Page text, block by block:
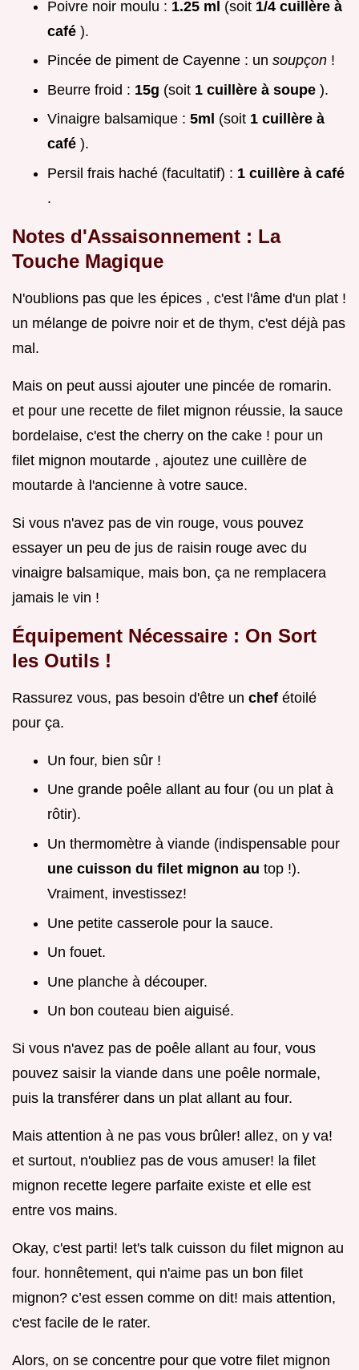
Poivre noir moulu : 1.25 ml (soit 1/4 cuillère à
café ).
Pincée de piment de Cayenne : un soupçon !
Beurre froid : 15g (soit 1 cuillère à soupe ).
Vinaigre balsamique : 5ml (soit 1 cuillère à
café ).
Persil frais haché (facultatif) : 1 cuillère à café
.
Notes d'Assaisonnement : La
Touche Magique
N'oublions pas que les épices , c'est l'âme d'un plat !
un mélange de poivre noir et de thym, c'est déjà pas
mal.
Mais on peut aussi ajouter une pincée de romarin.
et pour une recette de filet mignon réussie, la sauce
bordelaise, c'est the cherry on the cake ! pour un
filet mignon moutarde , ajoutez une cuillère de
moutarde à l'ancienne à votre sauce.
Si vous n'avez pas de vin rouge, vous pouvez
essayer un peu de jus de raisin rouge avec du
vinaigre balsamique, mais bon, ça ne remplacera
jamais le vin !
Équipement Nécessaire : On Sort
les Outils !
Rassurez vous, pas besoin d'être un chef étoilé
pour ça.
Un four, bien sûr !
Une grande poêle allant au four (ou un plat à
rôtir).
Un thermomètre à viande (indispensable pour
une cuisson du filet mignon au top !).
Vraiment, investissez!
Une petite casserole pour la sauce.
Un fouet.
Une planche à découper.
Un bon couteau bien aiguisé.
Si vous n'avez pas de poêle allant au four, vous
pouvez saisir la viande dans une poêle normale,
puis la transférer dans un plat allant au four.
Mais attention à ne pas vous brûler! allez, on y va!
et surtout, n'oubliez pas de vous amuser! la filet
mignon recette legere parfaite existe et elle est
entre vos mains.
Okay, c'est parti! let's talk cuisson du filet mignon au
four. honnêtement, qui n'aime pas un bon filet
mignon? c’est essen comme on dit! mais attention,
c'est facile de le rater.
Alors, on se concentre pour que votre filet mignon